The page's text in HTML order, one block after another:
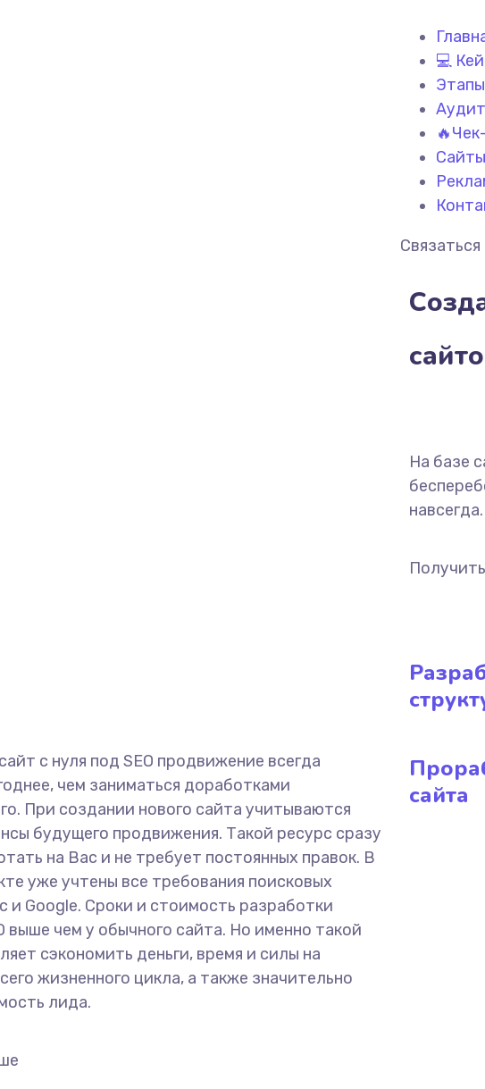
💻
Этапы
Сайты
Связаться
На базе
с нуля под SEO продвижение всегда
чем заниматься доработками
При создании нового сайта учитываются
будущего продвижения. Такой ресурс сразу
на Вас и не требует постоянных правок. В
уже учтены все требования поисковых
и Google. Сроки и стоимость разработки
выше чем у обычного сайта. Но именно такой
сэкономить деньги, время и силы на
жизненного цикла, а также значительно
лида.
сайта